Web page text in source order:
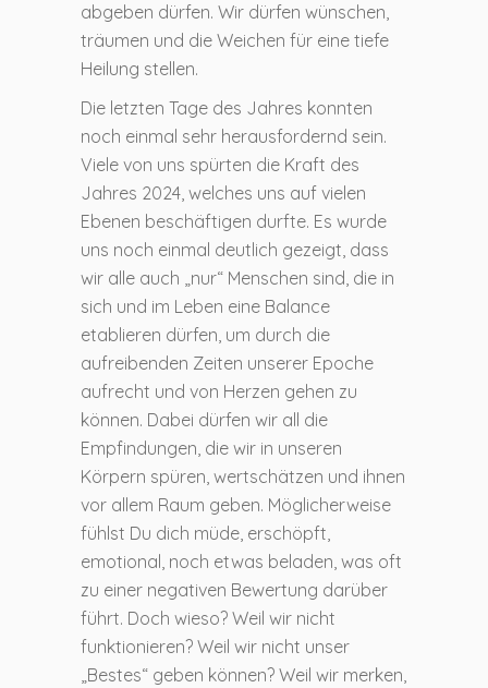
abgeben dürfen. Wir dürfen wünschen,
träumen und die Weichen für eine tiefe
Heilung stellen.
Die letzten Tage des Jahres konnten
noch einmal sehr herausfordernd sein.
Viele von uns spürten die Kraft des
Jahres 2024, welches uns auf vielen
Ebenen beschäftigen durfte. Es wurde
uns noch einmal deutlich gezeigt, dass
wir alle auch „nur“ Menschen sind, die in
sich und im Leben eine Balance
etablieren dürfen, um durch die
aufreibenden Zeiten unserer Epoche
aufrecht und von Herzen gehen zu
können. Dabei dürfen wir all die
Empfindungen, die wir in unseren
Körpern spüren, wertschätzen und ihnen
vor allem Raum geben. Möglicherweise
fühlst Du dich müde, erschöpft,
emotional, noch etwas beladen, was oft
zu einer negativen Bewertung darüber
führt. Doch wieso? Weil wir nicht
funktionieren? Weil wir nicht unser
„Bestes“ geben können? Weil wir merken,